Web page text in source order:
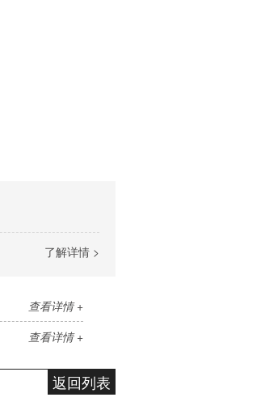
了解详情 >
查看详情 +
查看详情 +
返回列表